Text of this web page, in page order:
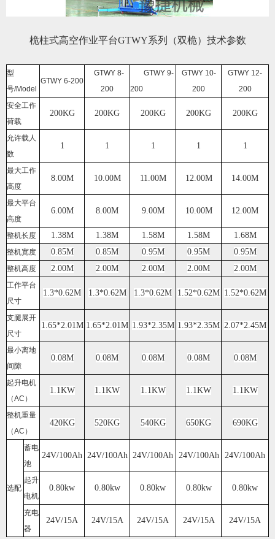
桅柱式高空作业平台GTWY系列（双桅）技术参数
型
号/Model
GTWY 6-200
GTWY 8-
200
GTWY 9-
200
GTWY 10-
200
GTWY 12-
200
安全工作
荷载
200KG 200KG 200KG 200KG 200KG
允许载人
数
1 1 1 1 1
最大工作
高度
8.00M 10.00M 11.00M 12.00M 14.00M
最大平台
高度
6.00M 8.00M 9.00M 10.00M 12.00M
整机长度 1.38M 1.38M 1.58M 1.58M 1.68M
整机宽度 0.85M 0.85M 0.95M 0.95M 0.95M
整机高度 2.00M 2.00M 2.00M 2.00M 2.00M
工作平台
尺寸
1.3*0.62M 1.3*0.62M 1.3*0.62M 1.52*0.62M 1.52*0.62M
支腿展开
尺寸
1.65*2.01M 1.65*2.01M 1.93*2.35M 1.93*2.35M 2.07*2.45M
最小离地
间隙
0.08M 0.08M 0.08M 0.08M 0.08M
起升电机
（AC）
1.1KW 1.1KW 1.1KW 1.1KW 1.1KW
整机重量
（AC）
420KG 520KG 540KG 650KG 690KG
选配
蓄电
池
24V/100Ah 24V/100Ah 24V/100Ah 24V/100Ah 24V/100Ah
起升
电机
0.80kw 0.80kw 0.80kw 0.80kw 0.80kw
充电
器
24V/15A 24V/15A 24V/15A 24V/15A 24V/15A